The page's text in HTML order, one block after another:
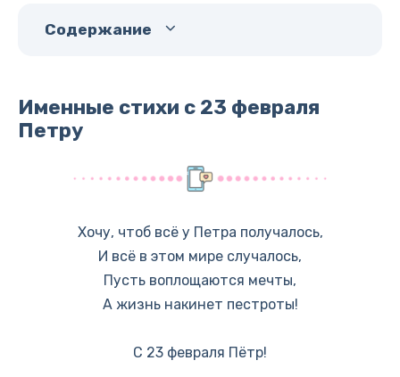
Содержание
Именные стихи с 23 февраля
Петру
Хочу, чтоб всё у Петра получалось,
И всё в этом мире случалось,
Пусть воплощаются мечты,
А жизнь накинет пестроты!
С 23 февраля Пётр!